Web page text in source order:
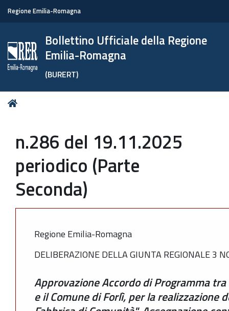
Regione Emilia-Romagna
Bollettino Ufficiale della Regione
Emilia-Romagna
(BURERT)
Tu
n.286 del 19.11.2025
periodico (Parte
Seconda)
Regione Emilia-Romagna
DELIBERAZIONE DELLA GIUNTA REGIONALE 3
Approvazione Accordo di Programma
e il Comune di Forlì, per la realizzazione